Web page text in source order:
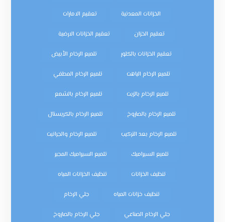
الخزانات المعدنية تعقيم الامارات
تعقيم الخزان تعقيم الخزانات الارضية
تعقيم الخزانات بالكلور تلميع الرخام الأبيض
تلميع الرخام الباهت تلميع الرخام المطفي
تلميع الرخام بالزيت تلميع الرخام بالشمع
تلميع الرخام بالصاروخ تلميع الرخام بالكريستال
تلميع الرخام بعد التركيب تلميع الرخام والجرانيت
تلميع السيراميك تلميع السيراميك المجير
تنظيف الخزانات تنظيف الخزانات المياه
تنظيف خزانات المياه جلي الرخام
جلي الرخام الصناعي جلي الرخام بالصاروخ